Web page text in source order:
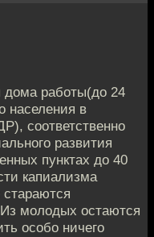
работы(до 24
населения в
соответственно
развития
пунктах до 40
капиализма
молодых остаются
особо ничего